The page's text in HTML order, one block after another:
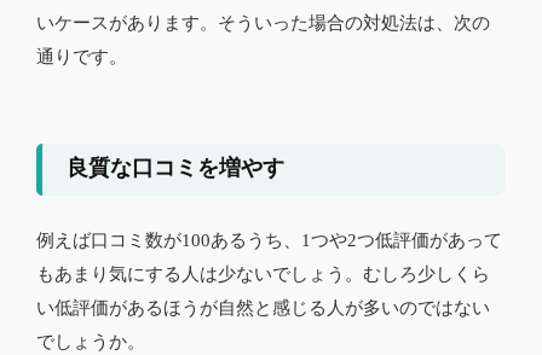
いケースがあります。そういった場合の対処法は、次の
通りです。
良質な口コミを増やす
例えば口コミ数が100あるうち、1つや2つ低評価があって
もあまり気にする人は少ないでしょう。むしろ少しくら
い低評価があるほうが自然と感じる人が多いのではない
でしょうか。